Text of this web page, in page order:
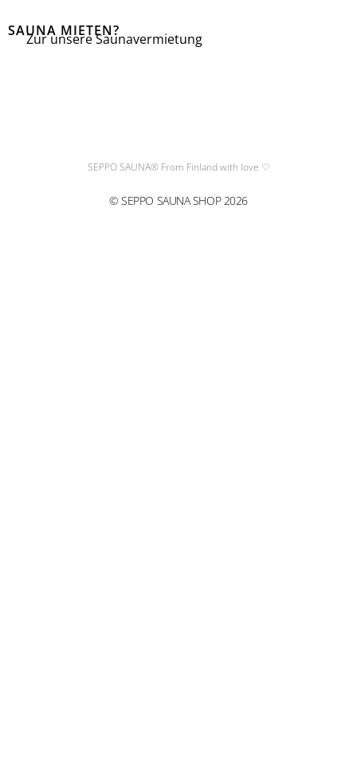
SAUNA MIETEN?
Zur unsere Saunavermietung
t
a
SEPPO SAUNA® From Finland with love ♡
© SEPPO SAUNA SHOP 2026